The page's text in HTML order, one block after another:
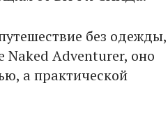
без одежды,
Naked Adventurer, оно
а практической